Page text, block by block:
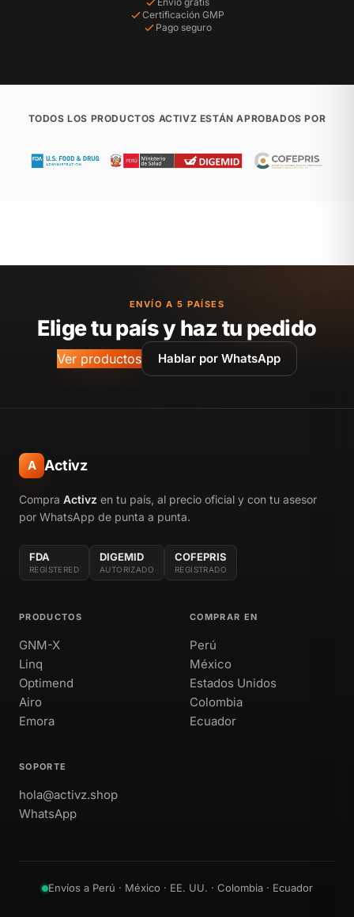
Certificación GMP
Pago seguro
TODOS LOS PRODUCTOS ACTIVZ ESTÁN APROBADOS POR
ENVÍO A 5 PAÍSES
Elige tu país y haz tu pedido
Ver productos Hablar por WhatsApp
A Activz
Compra Activz en tu país, al precio oficial y con tu asesor
por WhatsApp de punta a punta.
FDA
REGISTERED
DIGEMID
AUTORIZADO
COFEPRIS
REGISTRADO
PRODUCTOS
GNM-X
Linq
Optimend
Airo
Emora
COMPRAR EN
Perú
México
Estados Unidos
Colombia
Ecuador
SOPORTE
hola@activz.shop
WhatsApp
Envíos a Perú · México · EE. UU. · Colombia · Ecuador